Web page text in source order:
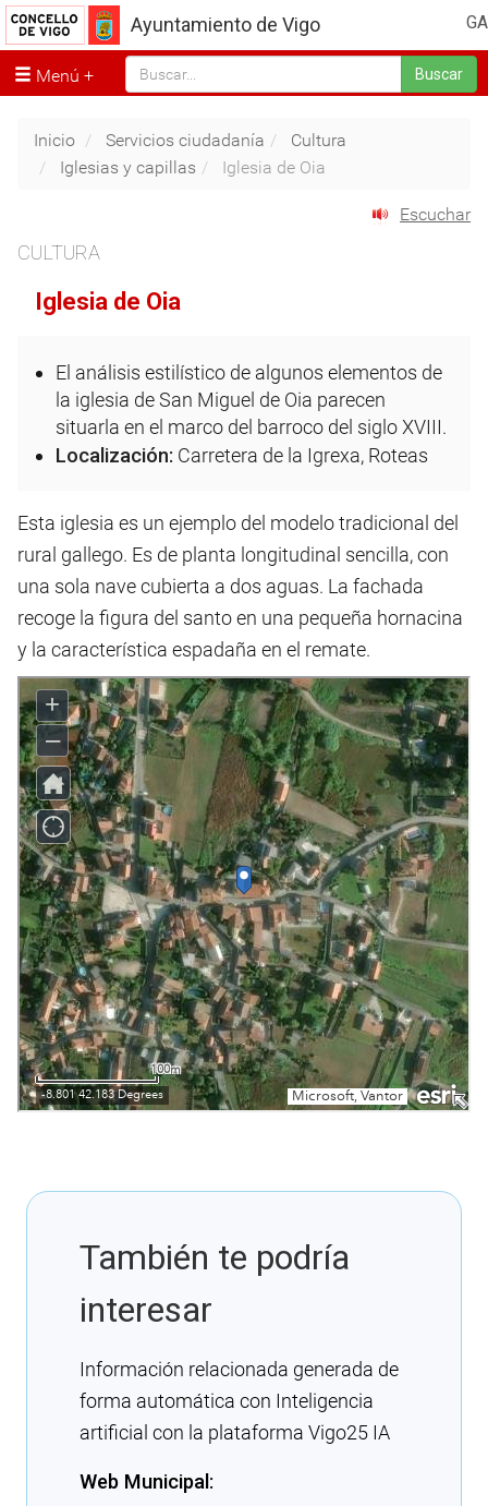
GA
Ayuntamiento de Vigo
Menú Buscar
Inicio Servicios ciudadanía
Cultura
Iglesias y capillas
Iglesia de Oia
Escuchar
CULTURA
Iglesia de Oia
El análisis estilístico de algunos elementos de
la iglesia de San Miguel de Oia parecen
situarla en el marco del barroco del siglo XVIII.
Localización: Carretera de la Igrexa, Roteas
Esta iglesia es un ejemplo del modelo tradicional del
rural gallego. Es de planta longitudinal sencilla, con
una sola nave cubierta a dos aguas. La fachada
recoge la figura del santo en una pequeña hornacina
y la característica espadaña en el remate.
También te podría
interesar
Información relacionada generada de
forma automática con Inteligencia
artificial con la plataforma Vigo25 IA
Web Municipal: